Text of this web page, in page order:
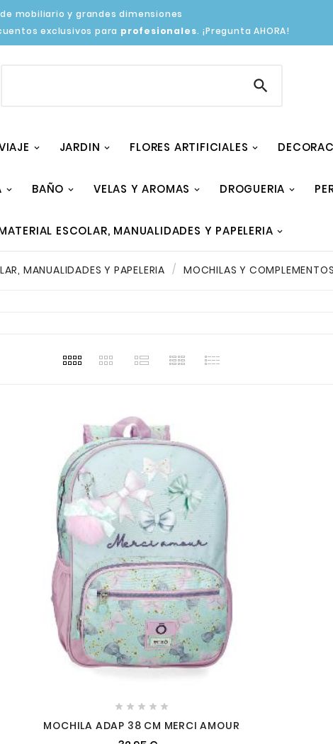
mobiliario y grandes dimensiones
exclusivos para profesionales. ¡Pregunta AHORA!

JARDIN FLORES ARTIFICIALES
BAÑO VELAS Y AROMAS DROGUERIA
ESCOLAR, MANUALIDADES Y PAPELERIA
MANUALIDADES Y PAPELERIA MOCHILAS Y COMPLEMENTOS
    
MOCHILA ADAP 38 CM MERCI AMOUR